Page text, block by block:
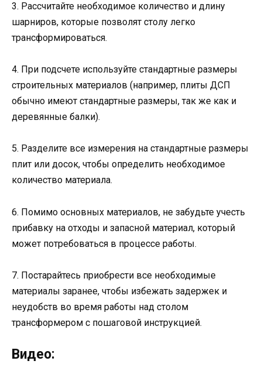
3. Рассчитайте необходимое количество и длину
шарниров, которые позволят столу легко
трансформироваться.
4. При подсчете используйте стандартные размеры
строительных материалов (например, плиты ДСП
обычно имеют стандартные размеры, так же как и
деревянные балки).
5. Разделите все измерения на стандартные размеры
плит или досок, чтобы определить необходимое
количество материала.
6. Помимо основных материалов, не забудьте учесть
прибавку на отходы и запасной материал, который
может потребоваться в процессе работы.
7. Постарайтесь приобрести все необходимые
материалы заранее, чтобы избежать задержек и
неудобств во время работы над столом
трансформером с пошаговой инструкцией.
Видео: